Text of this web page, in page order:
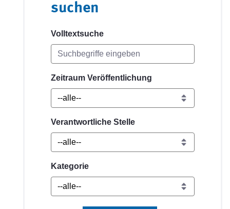
suchen
Volltextsuche
Zeitraum Veröffentlichung
Verantwortliche Stelle
Kategorie